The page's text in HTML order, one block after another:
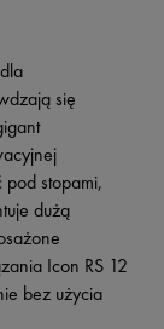
się
pod stopami,
dużą
Icon RS 12
bez użycia